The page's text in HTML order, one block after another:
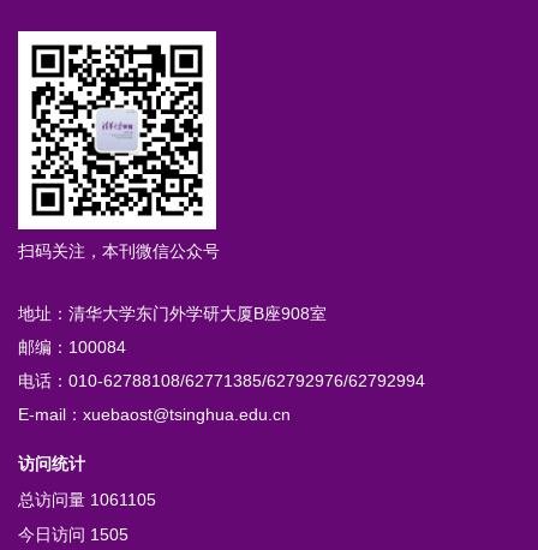
扫码关注，本刊微信公众号
地址：清华大学东门外学研大厦B座908室
邮编：100084
电话：010-62788108/62771385/62792976/62792994
E-mail：xuebaost@tsinghua.edu.cn
访问统计
总访问量 1061105
今日访问 1505